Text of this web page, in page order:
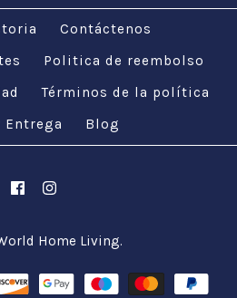
/1 /2 /3
de plata
marroquí
Contáctenos
Politica de reembolso
Términos de la política
Entrega
Blog
Home Living.